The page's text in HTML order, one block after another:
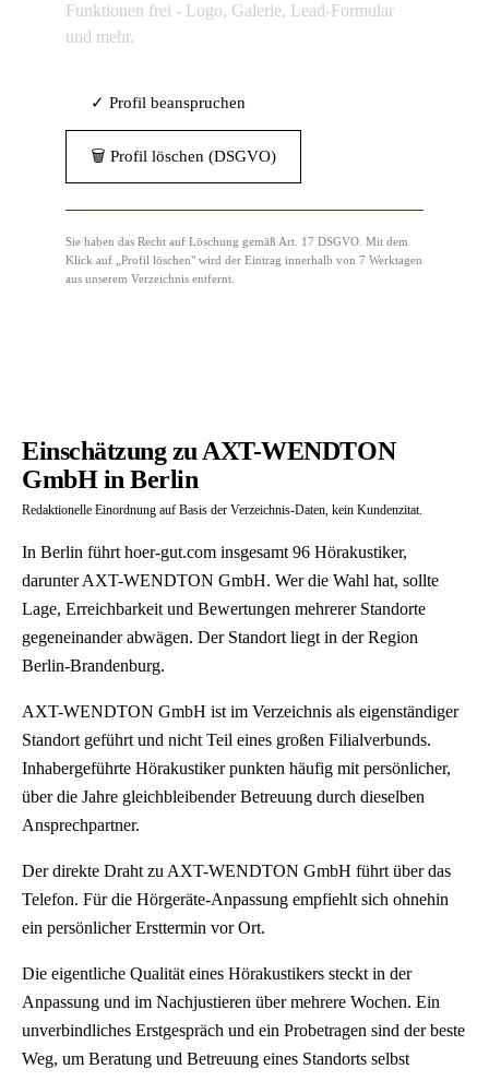
Funktionen frei - Logo, Galerie, Lead-Formular
und mehr.
✓ Profil beanspruchen
🗑 Profil löschen (DSGVO)
Sie haben das Recht auf Löschung gemäß Art. 17 DSGVO. Mit dem
Klick auf „Profil löschen" wird der Eintrag innerhalb von 7 Werktagen
aus unserem Verzeichnis entfernt.
Einschätzung zu AXT-WENDTON
GmbH in Berlin
Redaktionelle Einordnung auf Basis der Verzeichnis-Daten, kein Kundenzitat.
In Berlin führt hoer-gut.com insgesamt 96 Hörakustiker,
darunter AXT-WENDTON GmbH. Wer die Wahl hat, sollte
Lage, Erreichbarkeit und Bewertungen mehrerer Standorte
gegeneinander abwägen. Der Standort liegt in der Region
Berlin-Brandenburg.
AXT-WENDTON GmbH ist im Verzeichnis als eigenständiger
Standort geführt und nicht Teil eines großen Filialverbunds.
Inhabergeführte Hörakustiker punkten häufig mit persönlicher,
über die Jahre gleichbleibender Betreuung durch dieselben
Ansprechpartner.
Der direkte Draht zu AXT-WENDTON GmbH führt über das
Telefon. Für die Hörgeräte-Anpassung empfiehlt sich ohnehin
ein persönlicher Ersttermin vor Ort.
Die eigentliche Qualität eines Hörakustikers steckt in der
Anpassung und im Nachjustieren über mehrere Wochen. Ein
unverbindliches Erstgespräch und ein Probetragen sind der beste
Weg, um Beratung und Betreuung eines Standorts selbst